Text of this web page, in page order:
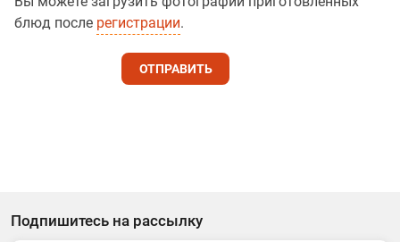
блюд после регистрации.
ОТПРАВИТЬ
Подпишитесь на рассылку